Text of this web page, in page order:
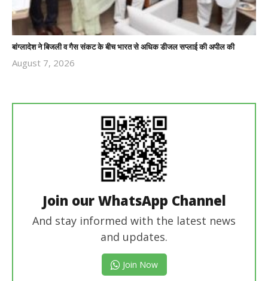
बांग्लादेश ने बिजली व गैस संकट के बीच भारत से अधिक डीजल सप्लाई की अपील की
August 7, 2026
Join our WhatsApp Channel
And stay informed with the latest news
and updates.
Join Now